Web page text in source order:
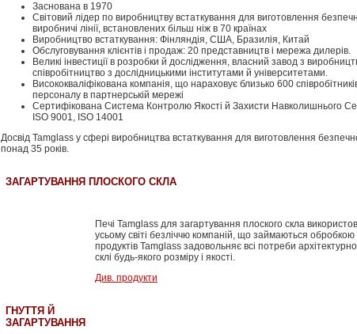
Заснована в 1970
Світовий лідер по виробництву встаткування для виготовлення
виробничі лінії, встановлених більш ніж в 70 країнах
Виробництво встаткування: Фінляндія, США, Бразилія, Китай
Обслуговування клієнтів і продаж: 20 представництв і мережа дилерів.
Великі інвестиції в розробки й дослідження, власний завод з
співробітництво з дослідницькими інститутами й університетами.
Висококваліфікована компанія, що нараховує близько 600
персоналу в партнерській мережі
Сертифікована Система Контролю Якості й Захисти Навколишнього
ISO 9001, ISO 14001
Досвід Tamglass у сфері виробництва встаткування для виготовлення
понад 35 років.
ЗАГАРТУВАННЯ ПЛОСКОГО СКЛА
Печі Tamglass для загартування плоского скла
усьому світі безліччю компаній, що займаються
продуктів Tamglass задовольняє всі потреби
склі будь-якого розміру і якості.
Див. продукти
ГНУТТЯ Й
ЗАГАРТУВАННЯ